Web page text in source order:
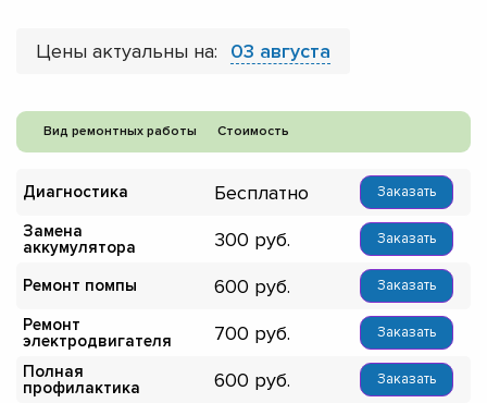
Цены актуальны на: 03 августа
Вид ремонтных работы Стоимость
Диагностика Бесплатно Заказать
Замена
аккумулятора
300 Заказать
Ремонт помпы 600 Заказать
Ремонт
электродвигателя
700 Заказать
Полная
профилактика
600 Заказать